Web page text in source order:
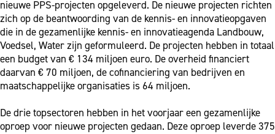
nieuwe PPS-projecten opgeleverd. De nieuwe projecten richten
zich op de beantwoording van de kennis- en innovatieopgaven
die in de gezamenlijke kennis- en innovatieagenda Landbouw,
Voedsel, Water zijn geformuleerd. De projecten hebben in totaal
een budget van € 134 miljoen euro. De overheid financiert
daarvan € 70 miljoen, de cofinanciering van bedrijven en
maatschappelijke organisaties is 64 miljoen.
De drie topsectoren hebben in het voorjaar een gezamenlijke
oproep voor nieuwe projecten gedaan. Deze oproep leverde 375